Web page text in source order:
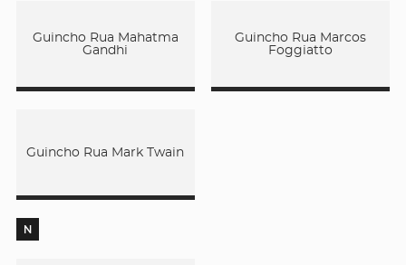
Guincho Rua Mahatma
Gandhi
Guincho Rua Marcos
Foggiatto
Guincho Rua Mark Twain
N